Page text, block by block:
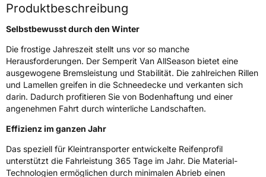
ModellnameVan AllSeason
FahrzeugartTransporter
Weitere Eigenschaften
Schlauchtyp TL
M+SJa
C-ReifenJa
Produktbeschreibung
Selbstbewusst durch den Winter
Die frostige Jahreszeit stellt uns vor so manche
Herausforderungen. Der Semperit Van AllSeason bietet eine
ausgewogene Bremsleistung und Stabilität. Die zahlreichen Rillen
und Lamellen greifen in die Schneedecke und verkanten sich
darin. Dadurch profitieren Sie von Bodenhaftung und einer
angenehmen Fahrt durch winterliche Landschaften.
Effizienz im ganzen Jahr
Das speziell für Kleintransporter entwickelte Reifenprofil
unterstützt die Fahrleistung 365 Tage im Jahr. Die Material-
Technologien ermöglichen durch minimalen Abrieb einen